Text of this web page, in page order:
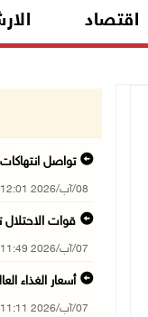
اقتصاد
تواصل
08/آب/2026 12:01 ص
قوات
07/آب/2026 11:49 م
أسعار الغذاء
07/آب/2026 11:11 م